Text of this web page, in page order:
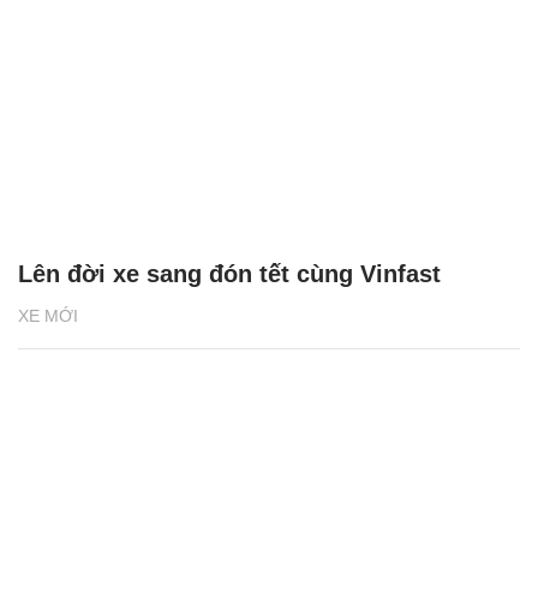
XE MỚI
Lên đời xe sang đón tết cùng Vinfast